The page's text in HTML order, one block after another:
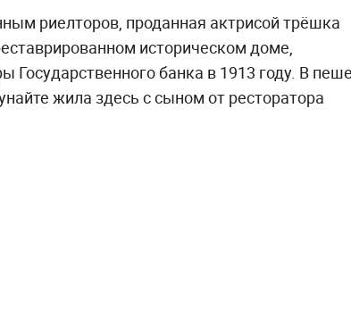
риелторов, проданная актрисой трёшка
историческом доме,
банка в 1913 году. В
жила здесь с сыном от ресторатора